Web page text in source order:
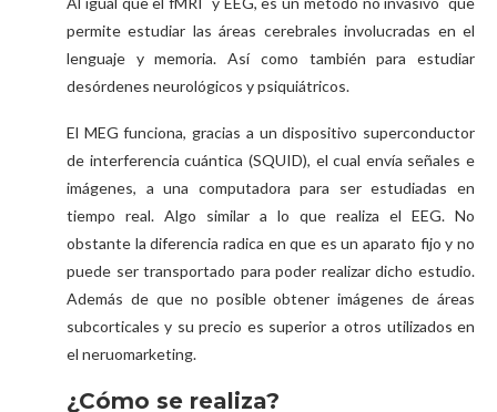
permite estudiar las áreas cerebrales involucradas en el
lenguaje y memoria. Así como también para estudiar
desórdenes neurológicos y psiquiátricos.
El MEG funciona, gracias a un dispositivo superconductor
de interferencia cuántica (SQUID), el cual envía señales e
imágenes, a una computadora para ser estudiadas en
tiempo real. Algo similar a lo que realiza el EEG. No
obstante la diferencia radica en que es un aparato fijo y no
puede ser transportado para poder realizar dicho estudio.
Además de que no posible obtener imágenes de áreas
subcorticales y su precio es superior a otros utilizados en
el neruomarketing.
¿Cómo se realiza?